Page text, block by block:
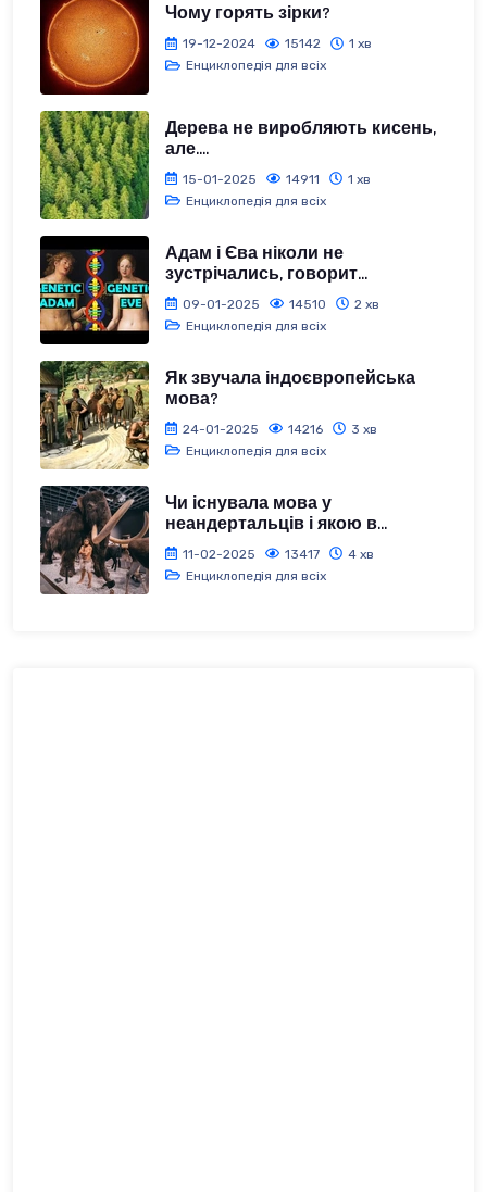
Чому горять зірки?
19-12-2024 15142
1 хв
Енциклопедія для всіх
Дерева не виробляють кисень,
але....
15-01-2025 14911
1 хв
Енциклопедія для всіх
Адам і Єва ніколи не
зустрічались, говорит...
09-01-2025 14510
2 хв
Енциклопедія для всіх
Як звучала індоєвропейська
мова?
24-01-2025 14216
3 хв
Енциклопедія для всіх
Чи існувала мова у
неандертальців і якою в...
11-02-2025 13417
4 хв
Енциклопедія для всіх